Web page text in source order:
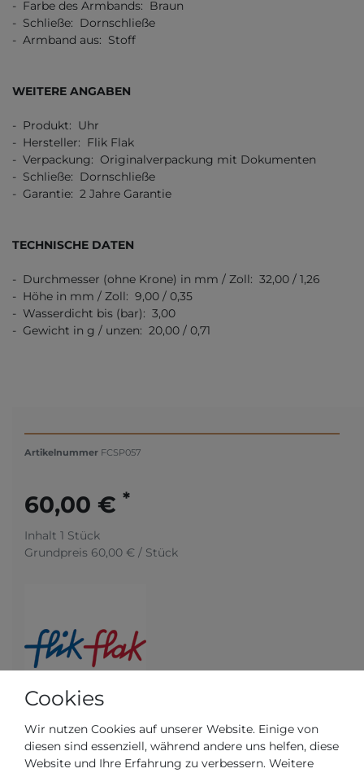
- Farbe des Armbands: Braun
- Schließe: Dornschließe
- Armband aus: Stoff
WEITERE ANGABEN
- Produkt: Uhr
- Hersteller: Flik Flak
- Verpackung: Originalverpackung mit Dokumenten
- Schließe: Dornschließe
- Garantie: 2 Jahre Garantie
TECHNISCHE DATEN
- Durchmesser (ohne Krone) in mm / Zoll: 32,00 / 1,26
- Höhe in mm / Zoll: 9,00 / 0,35
- Wasserdicht bis (bar): 3,00
- Gewicht in g / unzen: 20,00 / 0,71
Artikelnummer FCSP057
60,00 € *
Inhalt 1 Stück
Grundpreis 60,00 € / Stück
Versandfertig in 5-6 Werktagen
Cookies
Wir nutzen Cookies auf unserer Website. Einige von
diesen sind essenziell, während andere uns helfen, diese
Website und Ihre Erfahrung zu verbessern. Weitere